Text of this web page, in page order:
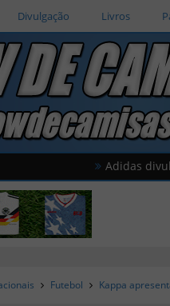
Divulgação Livros
Adidas divulga as
Futebol Kappa